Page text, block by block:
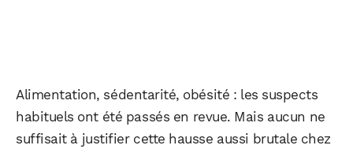
Alimentation, sédentarité, obésité : les suspects
habituels ont été passés en revue. Mais aucun ne
suffisait à justifier cette hausse aussi brutale chez